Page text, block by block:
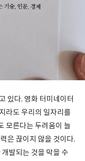
있다. 영화 터미네이터
라도 우리의 일자리를
모른다는 두려움이 늘
은 끊이지 않을 것이다.
발되는 것을 막을 수